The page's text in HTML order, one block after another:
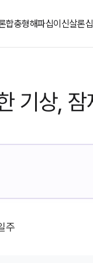
합충형해파십이신살론
기상,